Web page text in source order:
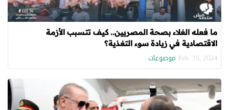
ما فعله الغلاء بصحة المصريين.. كيف تتسبب الأزمة
الاقتصادية في زيادة سوء التغذية؟
Feb. 15, 2024 موضوعات